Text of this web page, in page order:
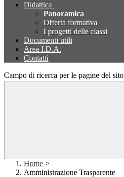
Didattica
Panoramica
Offerta formativa
I progetti delle classi
Documenti utili
Area I.D.A.
Contatti
Campo di ricerca per le pagine del sito
Home >
Amministrazione Trasparente